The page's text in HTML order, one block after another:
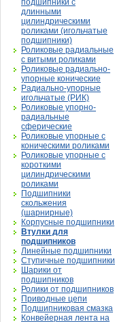
подшипники с
длинными
цилиндрическими
роликами (игольчатые
подшипники)
Роликовые радиальные
с витыми роликами
Роликовые радиально-
упорные конические
Радиально-упорные
игольчатые (РИК)
Роликовые упорно-
радиальные
сферические
Роликовые упорные с
коническими роликами
Роликовые упорные с
короткими
цилиндрическими
роликами
Подшипники
скольжения
(шарнирные)
Корпусные подшипники
Втулки для
подшипников
Линейные подшипники
Ступичные подшипники
Шарики от
подшипников
Ролики от подшипников
Приводные цепи
Подшипниковая смазка
Конвейерная лента на